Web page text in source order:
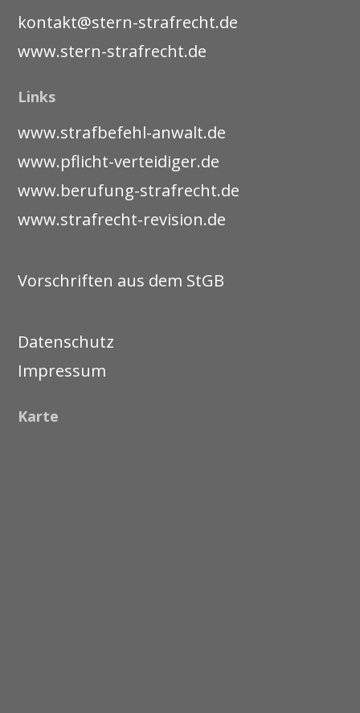
kontakt@stern-strafrecht.de
www.stern-strafrecht.de
Links
www.strafbefehl-anwalt.de
www.pflicht-verteidiger.de
www.berufung-strafrecht.de
www.strafrecht-revision.de
Vorschriften aus dem StGB
Datenschutz
Impressum
Karte